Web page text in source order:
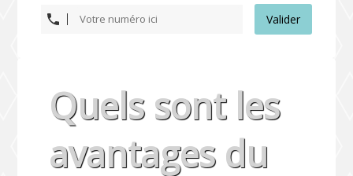
Valider
Quels sont les
avantages du